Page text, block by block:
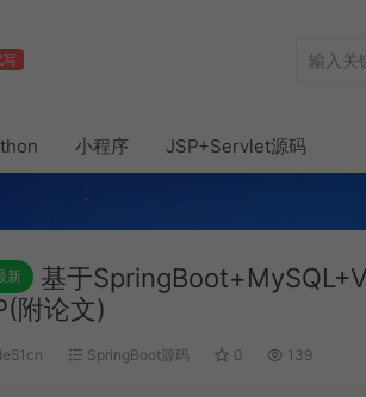
小程序 JSP+Servlet源码
新
基于
附论文)
SpringBoot源码 0 139